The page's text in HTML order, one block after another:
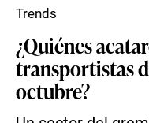
¿Quiénes
transportistas
octubre?
Trends